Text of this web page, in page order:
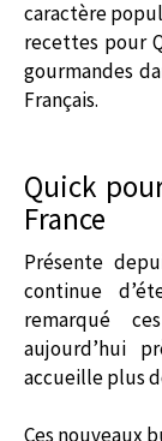
caractère
recettes pour
gourmandes
Français.
Quick
France
Présente
continue
remarqué
aujourd’hui
accueille plus
Ces nouveaux